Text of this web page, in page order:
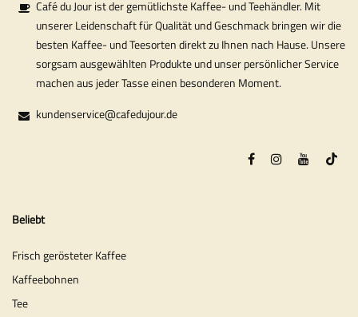
Café du Jour ist der gemütlichste Kaffee- und Teehändler. Mit
unserer Leidenschaft für Qualität und Geschmack bringen wir die
besten Kaffee- und Teesorten direkt zu Ihnen nach Hause. Unsere
sorgsam ausgewählten Produkte und unser persönlicher Service
machen aus jeder Tasse einen besonderen Moment.
kundenservice@cafedujour.de
Beliebt
Frisch gerösteter Kaffee
Kaffeebohnen
Tee